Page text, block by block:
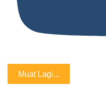
Muat Lagi...